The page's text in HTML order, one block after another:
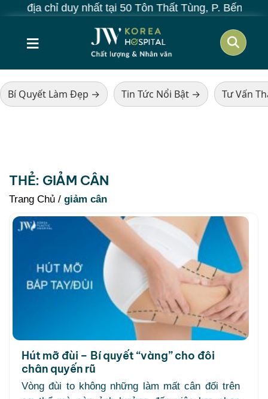
chỉ duy nhất tại 50 Tôn Thất Tùng, P. Bến Thành,
≡
Bí Quyết Làm Đẹp → Tin Tức Nổi Bật → Tư Vấn
THẺ: GIẢM CÂN
Trang Chủ / giảm cân
Hút mỡ đùi – Bí quyết “vàng” cho đôi
chân quyến rũ
Vòng đùi to không những làm mất cân đối trên